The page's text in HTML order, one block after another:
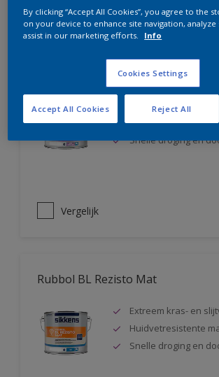
Rubbol BL Rezisto Satin
Extreem kras- en
Huidvetresistente
Snelle droging en
Vergelijk
Rubbol BL Rezisto Mat
Extreem kras- en
Huidvetresistente
Snelle droging en
By clicking “Accept All Cookies”, you agree to the
on your device to enhance site navigation, analyze
assist in our marketing efforts.
Info
Cookies Settings
Reject All
Accept All Cookies